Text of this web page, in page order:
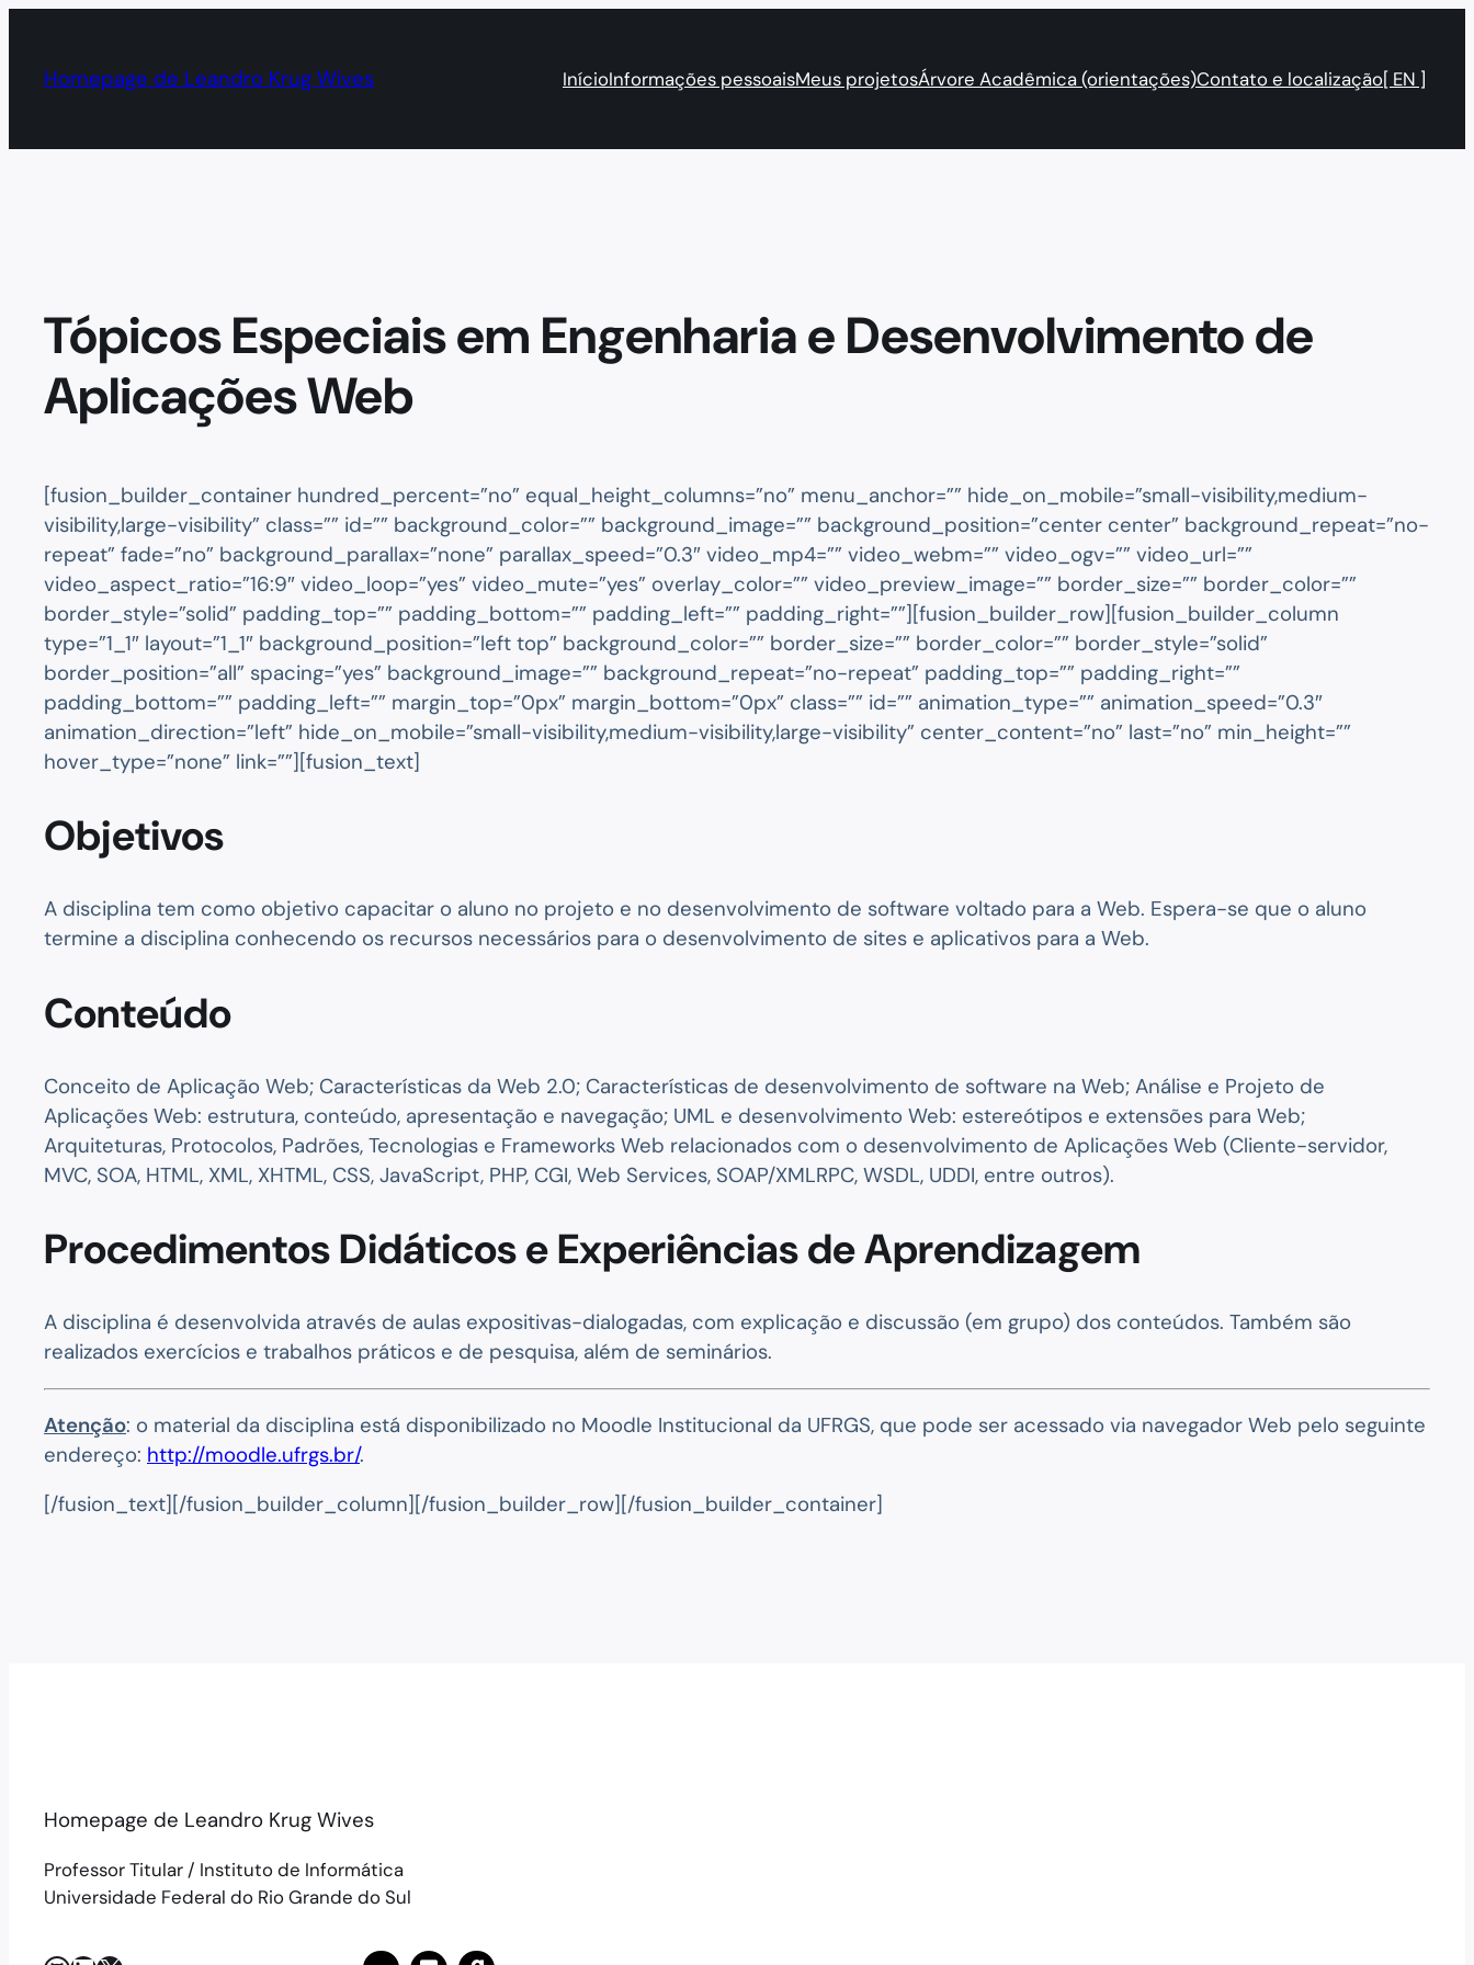
Homepage de Leandro Krug Wives InícioInformações pessoaisMeus projetosÁrvore Acadêmica (orientações)Contato e localização[ EN ]
Tópicos Especiais em Engenharia e Desenvolvimento de
Aplicações Web
[fusion_builder_container hundred_percent=”no” equal_height_columns=”no” menu_anchor=”” hide_on_mobile=”small-visibility,medium-
visibility,large-visibility” class=”” id=”” background_color=”” background_image=”” background_position=”center center” background_repeat=”no-
repeat” fade=”no” background_parallax=”none” parallax_speed=”0.3″ video_mp4=”” video_webm=”” video_ogv=”” video_url=””
video_aspect_ratio=”16:9″ video_loop=”yes” video_mute=”yes” overlay_color=”” video_preview_image=”” border_size=”” border_color=””
border_style=”solid” padding_top=”” padding_bottom=”” padding_left=”” padding_right=””][fusion_builder_row][fusion_builder_column
type=”1_1″ layout=”1_1″ background_position=”left top” background_color=”” border_size=”” border_color=”” border_style=”solid”
border_position=”all” spacing=”yes” background_image=”” background_repeat=”no-repeat” padding_top=”” padding_right=””
padding_bottom=”” padding_left=”” margin_top=”0px” margin_bottom=”0px” class=”” id=”” animation_type=”” animation_speed=”0.3″
animation_direction=”left” hide_on_mobile=”small-visibility,medium-visibility,large-visibility” center_content=”no” last=”no” min_height=””
hover_type=”none” link=””][fusion_text]
Objetivos
A disciplina tem como objetivo capacitar o aluno no projeto e no desenvolvimento de software voltado para a Web. Espera-se que o aluno
termine a disciplina conhecendo os recursos necessários para o desenvolvimento de sites e aplicativos para a Web.
Conteúdo
Conceito de Aplicação Web; Características da Web 2.0; Características de desenvolvimento de software na Web; Análise e Projeto de
Aplicações Web: estrutura, conteúdo, apresentação e navegação; UML e desenvolvimento Web: estereótipos e extensões para Web;
Arquiteturas, Protocolos, Padrões, Tecnologias e Frameworks Web relacionados com o desenvolvimento de Aplicações Web (Cliente-servidor,
MVC, SOA, HTML, XML, XHTML, CSS, JavaScript, PHP, CGI, Web Services, SOAP/XMLRPC, WSDL, UDDI, entre outros).
Procedimentos Didáticos e Experiências de Aprendizagem
A disciplina é desenvolvida através de aulas expositivas-dialogadas, com explicação e discussão (em grupo) dos conteúdos. Também são
realizados exercícios e trabalhos práticos e de pesquisa, além de seminários.
Atenção: o material da disciplina está disponibilizado no Moodle Institucional da UFRGS, que pode ser acessado via navegador Web pelo seguinte
endereço: http://moodle.ufrgs.br/.
[/fusion_text][/fusion_builder_column][/fusion_builder_row][/fusion_builder_container]
Homepage de Leandro Krug Wives
Professor Titular / Instituto de Informática
Universidade Federal do Rio Grande do Sul